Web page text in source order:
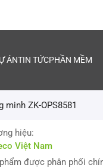
ÁNTIN TỨCPHẦN MỀM
minh ZK-OPS8581
hiệu:
Việt Nam
được phân phối